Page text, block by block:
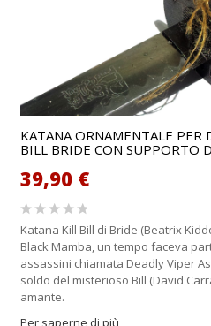
KATANA ORNAMENTALE PER
BILL BRIDE CON SUPPORTO
39,90 €
Katana Kill Bill di Bride (Beatrix
Black Mamba, un tempo faceva
assassini chiamata Deadly Viper
soldo del misterioso Bill (David
amante.
Per saperne di più